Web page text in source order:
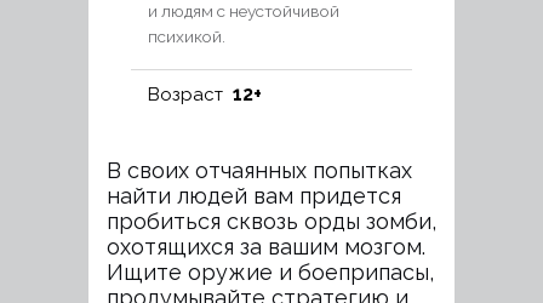
и людям с неустойчивой
психикой.
Возраст 12+
В своих отчаянных попытках
найти людей вам придется
пробиться сквозь орды зомби,
охотящихся за вашим мозгом.
Ищите оружие и боеприпасы,
продумывайте стратегию и